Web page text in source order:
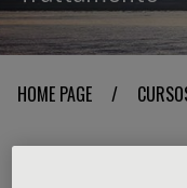
HOME PAGE /